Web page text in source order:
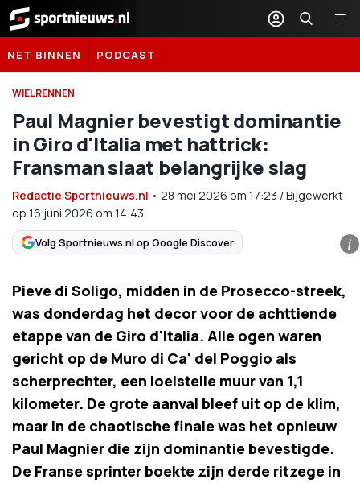
Sportnieuws.nl
NET BINNEN PODCAST
WIELRENNEN
Paul Magnier bevestigt dominantie
in Giro d'Italia met hattrick:
Fransman slaat belangrijke slag
Redactie Sportnieuws.nl • 28 mei 2026 om 17:23 /Bijgewerkt
op 16 juni 2026 om 14:43
Volg Sportnieuws.nl op Google Discover i
Pieve di Soligo, midden in de Prosecco-streek,
was donderdag het decor voor de achttiende
etappe van de Giro d'Italia. Alle ogen waren
gericht op de Muro di Ca' del Poggio als
scherprechter, een loeisteile muur van 1,1
kilometer. De grote aanval bleef uit op de klim,
maar in de chaotische finale was het opnieuw
Paul Magnier die zijn dominantie bevestigde.
De Franse sprinter boekte zijn derde ritzege in